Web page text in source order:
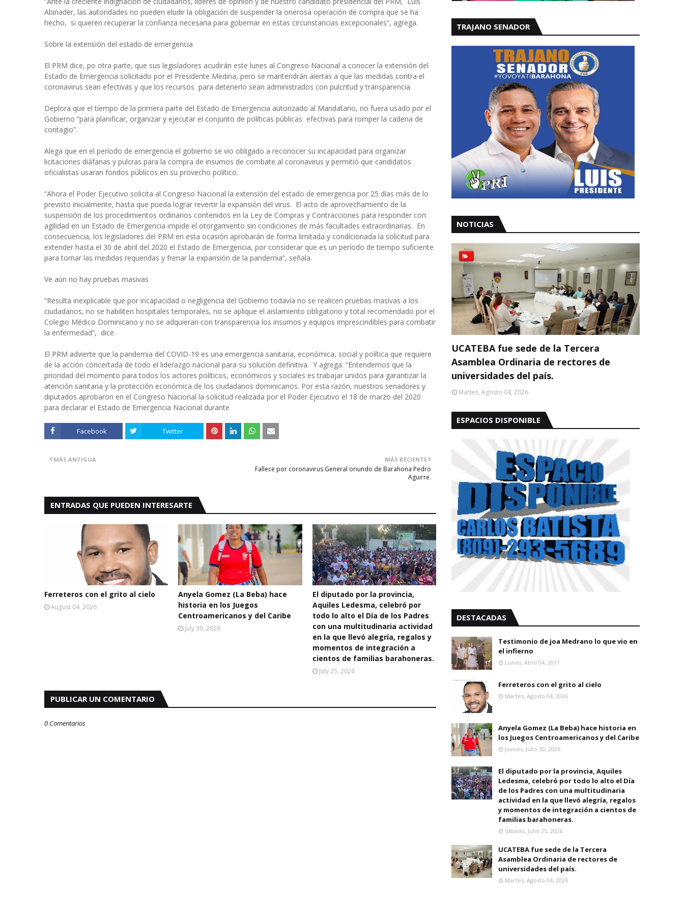
Abinader, las autoridades no pueden eludir la obligación de suspender la onerosa operación de compra que se ha
hecho, si quieren recuperar la confianza necesaria para gobernar en estas circunstancias excepcionales”, agrega.
Sobre la extensión del estado de emergencia
El PRM dice, po otra parte, que sus legisladores acudirán este lunes al Congreso Nacional a conocer la extensión del
Estado de Emergencia solicitado por el Presidente Medina, pero se mantendrán alertas a que las medidas contra el
coronavirus sean efectivas y que los recursos para detenerlo sean administrados con pulcritud y transparencia.
Deplora que el tiempo de la primera parte del Estado de Emergencia autorizado al Mandatario, no fuera usado por el
Gobierno “para planificar, organizar y ejecutar el conjunto de políticas públicas efectivas para romper la cadena de
contagio”.
Alega que en el período de emergencia el gobierno se vio obligado a reconocer su incapacidad para organizar
licitaciones diáfanas y pulcras para la compra de insumos de combate al coronavirus y permitió que candidatos
oficialistas usaran fondos públicos en su provecho político.
“Ahora el Poder Ejecutivo solicita al Congreso Nacional la extensión del estado de emergencia por 25 días más de lo
previsto inicialmente, hasta que pueda lograr revertir la expansión del virus. El acto de aprovechamiento de la
suspensión de los procedimientos ordinarios contenidos en la Ley de Compras y Contracciones para responder con
agilidad en un Estado de Emergencia impide el otorgamiento sin condiciones de más facultades extraordinarias. En
consecuencia, los legisladores del PRM en esta ocasión aprobarán de forma limitada y condicionada la solicitud para
extender hasta el 30 de abril del 2020 el Estado de Emergencia, por considerar que es un período de tiempo suficiente
para tomar las medidas requeridas y frenar la expansión de la pandemia”, señala.
Ve aún no hay pruebas masivas
“Resulta inexplicable que por incapacidad o negligencia del Gobierno todavía no se realicen pruebas masivas a los
ciudadanos, no se habiliten hospitales temporales, no se aplique el aislamiento obligatorio y total recomendado por el
Colegio Médico Dominicano y no se adquieran con transparencia los insumos y equipos imprescindibles para combatir
la enfermedad”, dice.
El PRM advierte que la pandemia del COVID-19 es una emergencia sanitaria, económica, social y política que requiere
de la acción concertada de todo el liderazgo nacional para su solución definitiva. Y agrega: “Entendemos que la
prioridad del momento para todos los actores políticos, económicos y sociales es trabajar unidos para garantizar la
atención sanitaria y la protección económica de los ciudadanos dominicanos. Por esta razón, nuestros senadores y
diputados aprobaron en el Congreso Nacional la solicitud realizada por el Poder Ejecutivo el 18 de marzo del 2020
para declarar el Estado de Emergencia Nacional durante
Facebook Twitter
MÁS RECIENTE
Fallece por coronavirus General oriundo de Barahona Pedro
Aguirre.
MÁS ANTIGUA
ENTRADAS QUE PUEDEN INTERESARTE
Ferreteros con el grito al cielo
August 04, 2026
Anyela Gomez (La Beba) hace
historia en los Juegos
Centroamericanos y del Caribe
July 30, 2026
El diputado por la provincia,
Aquiles Ledesma, celebró por
todo lo alto el Día de los Padres
con una multitudinaria actividad
en la que llevó alegría, regalos y
momentos de integración a
cientos de familias barahoneras.
July 25, 2026
PUBLICAR UN COMENTARIO
0 Comentarios
TRAJANO SENADOR
NOTICIAS
UCATEBA fue sede de la Tercera
Asamblea Ordinaria de rectores de
universidades del país.
Martes, Agosto 04, 2026
ESPACIOS DISPONIBLE
DESTACADAS
Testimonio de joa Medrano lo que vio en
el infierno
Lunes, Abril 04, 2011
Ferreteros con el grito al cielo
Martes, Agosto 04, 2026
Anyela Gomez (La Beba) hace historia en
los Juegos Centroamericanos y del Caribe
Jueves, Julio 30, 2026
El diputado por la provincia, Aquiles
Ledesma, celebró por todo lo alto el Día
de los Padres con una multitudinaria
actividad en la que llevó alegría, regalos
y momentos de integración a cientos de
familias barahoneras.
Sábado, Julio 25, 2026
UCATEBA fue sede de la Tercera
Asamblea Ordinaria de rectores de
universidades del país.
Martes, Agosto 04, 2026